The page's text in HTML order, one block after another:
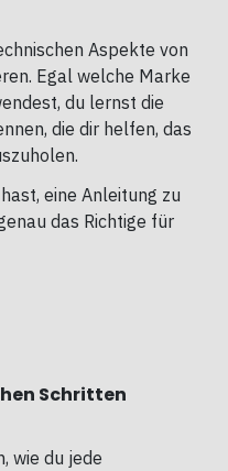
Aspekte von
Egal welche Marke
du lernst die
die dir helfen, das
eine Anleitung zu
das Richtige für
Schritten
wie du jede